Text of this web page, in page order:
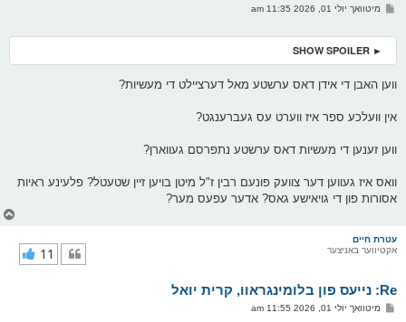
פ
ט
מיטוואך יולי 01, 2026 11:35 am
► SHOW SPOILER
ווען האבן די אידן דאס ערשטע מאל דערציילט די מעשיות?
אין וועלכע ספר איז ווערט עס געברענגט?
ווען זענען די מעשיות דאס ערשטע נתפרסם געווארן?
וואס איז געווען דער צוועק פונעם רבין ז"ל מיטן בויען זיין שטעטל? פלעינע ראיות
אסורות פון די גויאישע גאס? אדער עפעס מער?
עטרת חיים
אקטיווער באניצער
Re: נייעס פון בלומינגראוו, קרית יואל
11
פמיטוואך יולי 01, 2026 11:55 am